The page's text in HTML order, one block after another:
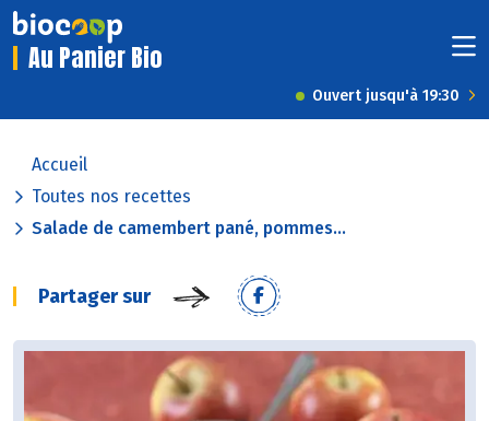
Au Panier Bio
Ouvert jusqu'à 19:30
Accueil
Toutes nos recettes
Salade de camembert pané, pommes...
Partager sur